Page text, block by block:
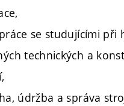
se studujícími při
technických a
údržba a správa